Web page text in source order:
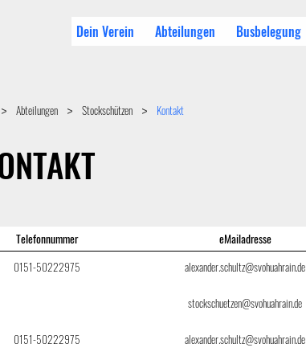
Dein Verein Abteilungen Busbelegung
> Abteilungen > Stockschützen > Kontakt
Telefonnummer
eMailadresse
0151-50222975 alexander.schultz@svohuahrain.de
stockschuetzen@svohuahrain.de
0151-50222975 alexander.schultz@svohuahrain.de